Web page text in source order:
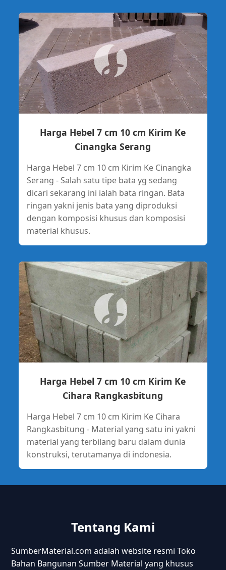
Harga Hebel 7 cm 10 cm Kirim Ke
Cinangka Serang
Harga Hebel 7 cm 10 cm Kirim Ke Cinangka
Serang - Salah satu tipe bata yg sedang
dicari sekarang ini ialah bata ringan. Bata
ringan yakni jenis bata yang diproduksi
dengan komposisi khusus dan komposisi
material khusus.
Harga Hebel 7 cm 10 cm Kirim Ke
Cihara Rangkasbitung
Harga Hebel 7 cm 10 cm Kirim Ke Cihara
Rangkasbitung - Material yang satu ini yakni
material yang terbilang baru dalam dunia
konstruksi, terutamanya di indonesia.
Tentang Kami
SumberMaterial.com adalah website resmi Toko
Bahan Bangunan Sumber Material yang khusus